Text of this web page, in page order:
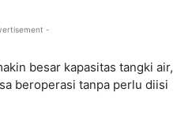
-
besar kapasitas tangki air,
beroperasi tanpa perlu diisi